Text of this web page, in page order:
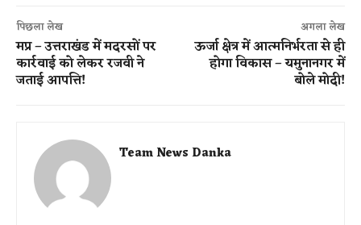
पिछला लेख
मप्र – उत्तराखंड में मदरसों पर
कार्रवाई को लेकर रजवी ने
जताई आपत्ति!
अगला लेख
ऊर्जा क्षेत्र में आत्मनिर्भरता से ही
होगा विकास – यमुनानगर में
बोले मोदी!
Team News Danka